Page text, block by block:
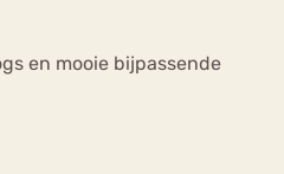
en mooie bijpassende